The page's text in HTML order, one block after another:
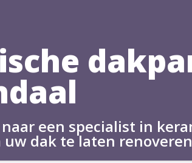
een specialist in
dak te laten